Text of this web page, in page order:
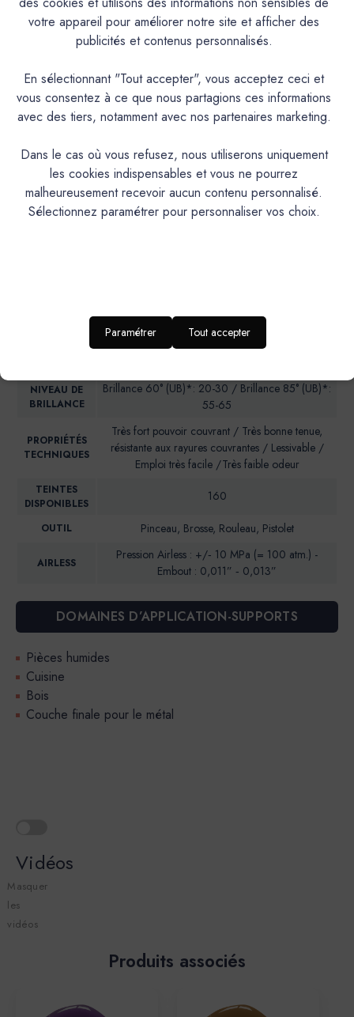
Caractéristiques
Couleurs & Échantillons
velours, satinée, lessivable et résistante à la plupart des
rayures. Microporeuse, très couvrante et résistante. Tendu
exceptionnel, forte lavabilité
IDEAL POUR…
huisseries et mobilier
NIVEAU DE
BRILLANCE
Brillance 60° (UB)*: 20-30 / Brillance 85° (UB)*:
55-65
PROPRIÉTÉS
TECHNIQUES
Très fort pouvoir couvrant / Très bonne tenue,
résistante aux rayures couvrantes / Lessivable /
Emploi très facile /Très faible odeur
TEINTES
DISPONIBLES
160
OUTIL Pinceau, Brosse, Rouleau, Pistolet
AIRLESS
Pression Airless : +/‐ 10 MPa (= 100 atm.) -
Embout : 0,011” ‐ 0,013”
DOMAINES D’APPLICATION-SUPPORTS
Pièces humides
Cuisine
Bois
Couche finale pour le métal
Vidéos
Masquer
les
vidéos
Produits associés
votre appareil pour améliorer notre site et afficher des
publicités et contenus personnalisés.
En sélectionnant "Tout accepter", vous acceptez ceci et
vous consentez à ce que nous partagions ces informations
avec des tiers, notamment avec nos partenaires marketing.
Dans le cas où vous refusez, nous utiliserons uniquement
les cookies indispensables et vous ne pourrez
malheureusement recevoir aucun contenu personnalisé.
Sélectionnez paramétrer pour personnaliser vos choix.
Paramétrer Tout accepter